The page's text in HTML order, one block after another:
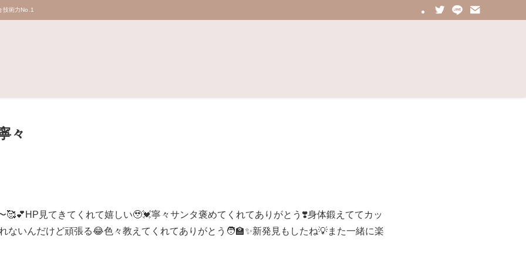
技術力No.1
々
🥰💕HP見てきてくれて嬉しい🥹💓寧々サンタ褒めてくれてありがとう❣️身体鍛えててカッ
ないんだけど頑張る😂色々教えてくれてありがとう🧑‍🏫✨新発見もしたね💡また一緒に楽